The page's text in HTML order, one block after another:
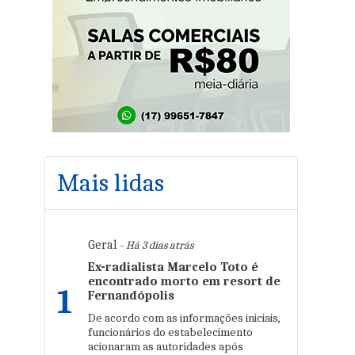
Mais lidas
1
Geral - Há 3 dias atrás
Ex-radialista Marcelo Toto é
encontrado morto em resort de
Fernandópolis
De acordo com as informações iniciais,
funcionários do estabelecimento
acionaram as autoridades após